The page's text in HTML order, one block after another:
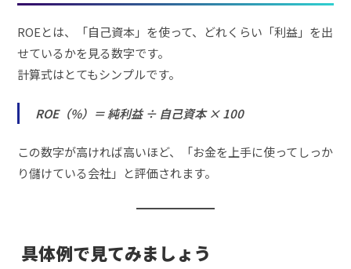
ROEとは、「自己資本」を使って、どれくらい「利益」を出
せているかを見る数字です。
計算式はとてもシンプルです。
ROE（%）＝ 純利益 ÷ 自己資本 × 100
この数字が高ければ高いほど、「お金を上手に使ってしっか
り儲けている会社」と評価されます。
具体例で見てみましょう